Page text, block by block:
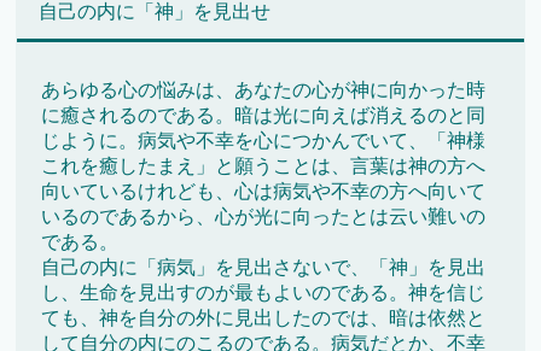
自己の内に「神」を見出せ
あらゆる心の悩みは、あなたの心が神に向かった時
に癒されるのである。暗は光に向えば消えるのと同
じように。病気や不幸を心につかんでいて、「神様
これを癒したまえ」と願うことは、言葉は神の方へ
向いているけれども、心は病気や不幸の方へ向いて
いるのであるから、心が光に向ったとは云い難いの
である。
自己の内に「病気」を見出さないで、「神」を見出
し、生命を見出すのが最もよいのである。神を信じ
ても、神を自分の外に見出したのでは、暗は依然と
して自分の内にのこるのである。病気だとか、不幸